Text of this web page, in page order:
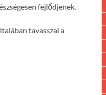
fejlődjenek.
tavasszal a